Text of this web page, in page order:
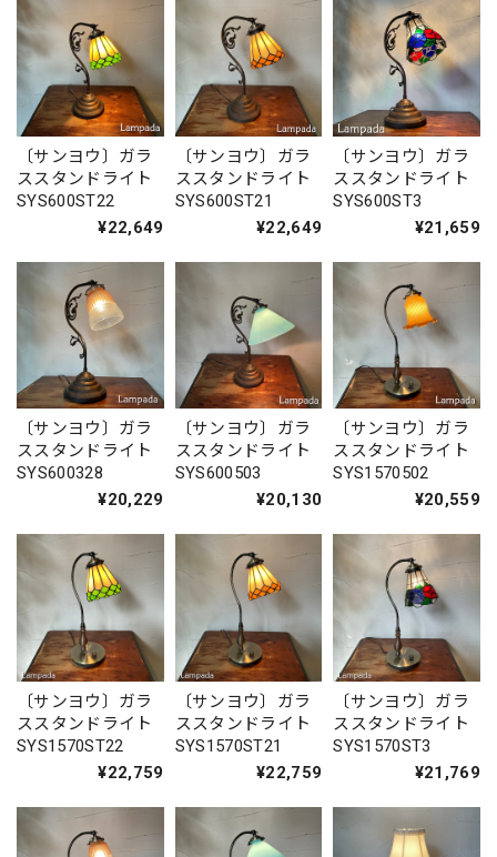
〔サンヨウ〕ガラ
ススタンドライト
SYS600ST22
¥22,649
〔サンヨウ〕ガラ
ススタンドライト
SYS600ST21
¥22,649
〔サンヨウ〕ガラ
ススタンドライト
SYS600ST3
¥21,659
〔サンヨウ〕ガラ
ススタンドライト
SYS600328
¥20,229
〔サンヨウ〕ガラ
ススタンドライト
SYS600503
¥20,130
〔サンヨウ〕ガラ
ススタンドライト
SYS1570502
¥20,559
〔サンヨウ〕ガラ
ススタンドライト
SYS1570ST22
¥22,759
〔サンヨウ〕ガラ
ススタンドライト
SYS1570ST21
¥22,759
〔サンヨウ〕ガラ
ススタンドライト
SYS1570ST3
¥21,769